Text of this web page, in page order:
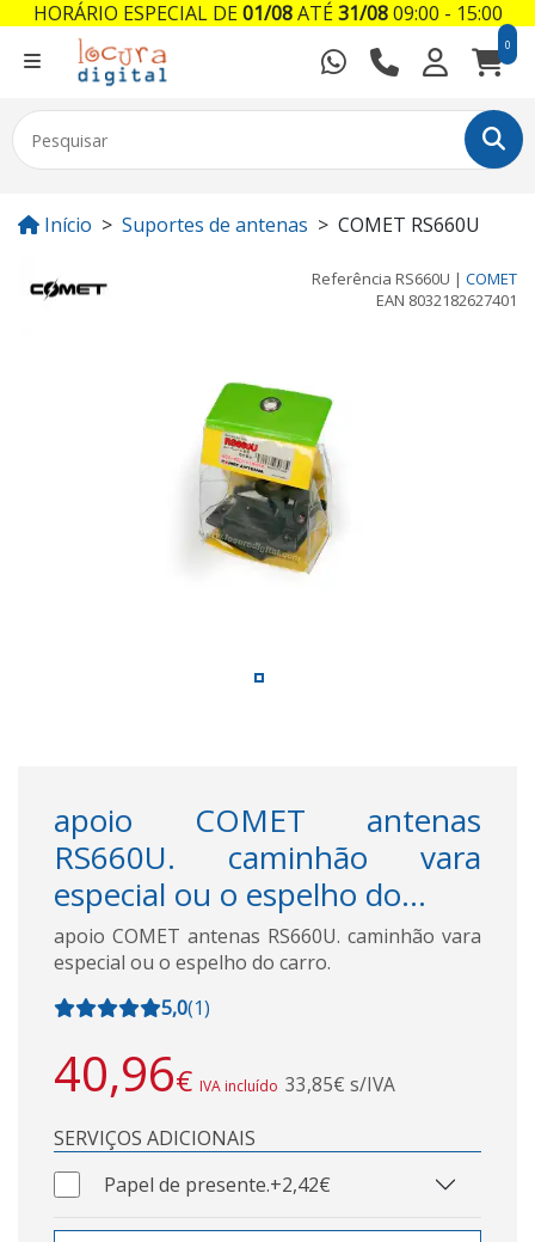
0
Início Suportes de antenas COMET RS660U
Referência RS660U | COMET
EAN 8032182627401
apoio COMET antenas
RS660U. caminhão vara
especial ou o espelho do...
apoio COMET antenas RS660U. caminhão vara
especial ou o espelho do carro.
5,0(1)
40,96€ IVA incluído 33,85€ s/IVA
SERVIÇOS ADICIONAIS
Papel de presente.+2,42€
HORÁRIO ESPECIAL DE01/08ATÉ31/0809:00 - 15:00